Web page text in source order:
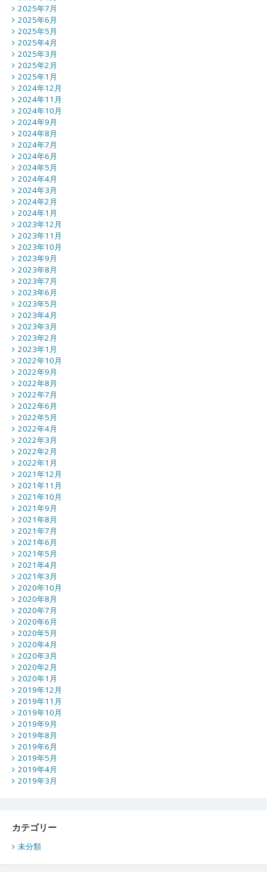
2025年7月
2025年6月
2025年5月
2025年4月
2025年3月
2025年2月
2025年1月
2024年12月
2024年11月
2024年10月
2024年9月
2024年8月
2024年7月
2024年6月
2024年5月
2024年4月
2024年3月
2024年2月
2024年1月
2023年12月
2023年11月
2023年10月
2023年9月
2023年8月
2023年7月
2023年6月
2023年5月
2023年4月
2023年3月
2023年2月
2023年1月
2022年10月
2022年9月
2022年8月
2022年7月
2022年6月
2022年5月
2022年4月
2022年3月
2022年2月
2022年1月
2021年12月
2021年11月
2021年10月
2021年9月
2021年8月
2021年7月
2021年6月
2021年5月
2021年4月
2021年3月
2020年10月
2020年8月
2020年7月
2020年6月
2020年5月
2020年4月
2020年3月
2020年2月
2020年1月
2019年12月
2019年11月
2019年10月
2019年9月
2019年8月
2019年6月
2019年5月
2019年4月
2019年3月
カテゴリー
未分類